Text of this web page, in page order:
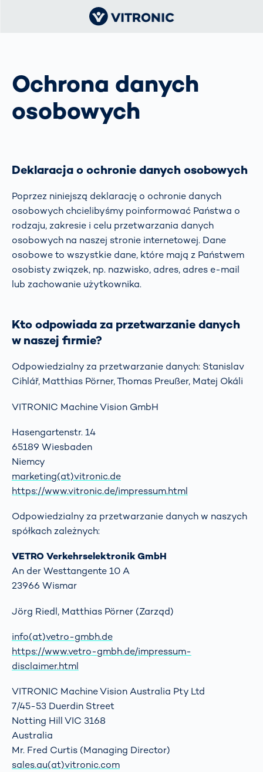
Ochrona danych
osobowych
Deklaracja o ochronie danych osobowych
Poprzez niniejszą deklarację o ochronie danych
osobowych chcielibyśmy poinformować Państwa o
rodzaju, zakresie i celu przetwarzania danych
osobowych na naszej stronie internetowej. Dane
osobowe to wszystkie dane, które mają z Państwem
osobisty związek, np. nazwisko, adres, adres e-mail
lub zachowanie użytkownika.
Kto odpowiada za przetwarzanie danych
w naszej firmie?
Odpowiedzialny za przetwarzanie danych: Stanislav
Cihlář, Matthias Pörner, Thomas Preußer, Matej Okáli
VITRONIC Machine Vision GmbH
Hasengartenstr. 14
65189 Wiesbaden
Niemcy
marketing(at)vitronic.de
https://www.vitronic.de/impressum.html
Odpowiedzialny za przetwarzanie danych w naszych
spółkach zależnych:
VETRO Verkehrselektronik GmbH
An der Westtangente 10 A
23966 Wismar
Jörg Riedl, Matthias Pörner (Zarząd)
info(at)vetro-gmbh.de
https://www.vetro-gmbh.de/impressum-
disclaimer.html
VITRONIC Machine Vision Australia Pty Ltd
7/45-53 Duerdin Street
Notting Hill VIC 3168
Australia
Mr. Fred Curtis (Managing Director)
sales.au(at)vitronic.com